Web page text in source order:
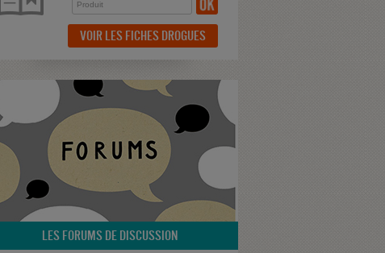
VOIR LES FICHES DROGUES
LES FORUMS DE DISCUSSION